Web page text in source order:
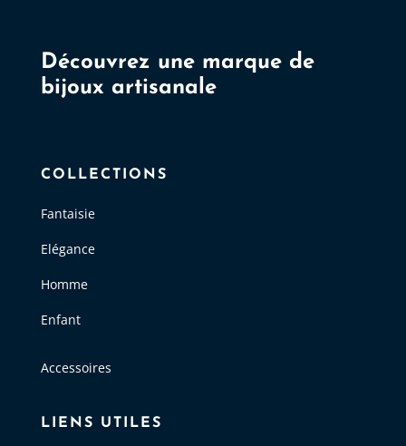
du
produit
Découvrez une marque de
bijoux artisanale
COLLECTIONS
Fantaisie
Elégance
Homme
Enfant
Accessoires
LIENS UTILES